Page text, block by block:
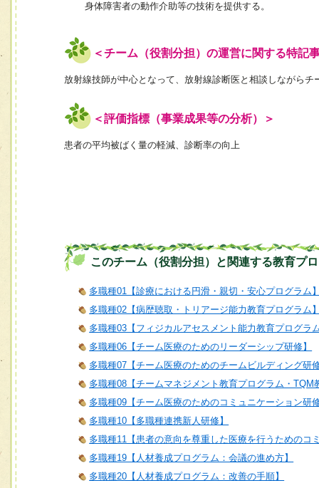
身体障害者の動作介助等の技術を提供する。
＜チーム（役割分担）の運営に関する特記
放射線技師が中心となって、放射線診断医と相談しながらチ
＜評価指標（事業成果等の分析）＞
患者の平均被ばく量の軽減、診断率の向上
このチーム（役割分担）と関連する教育プ
多職種01【診療における円滑・親切・安心プログラム
多職種02【病歴聴取・トリアージ能力教育プログラム
多職種03【フィジカルアセスメント能力教育プログラ
多職種06【チーム医療のためのリーダーシップ研修】
多職種07【チーム医療のためのチームビルディング研
多職種08【チームマネジメント教育プログラム・TQM
多職種09【チーム医療のためのコミュニケーション研
多職種10【多職種連携新人研修】
多職種11【患者の意向を尊重した医療を行うためのコ
多職種19【人材養成プログラム：会議の進め方】
多職種20【人材養成プログラム：改善の手順】